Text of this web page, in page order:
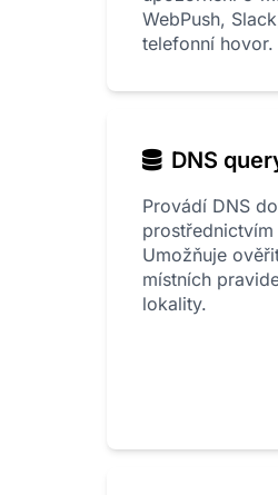
WebPush,
telefonní hovor.
DNS
Provádí DNS
prostřednictvím
Umožňuje
místních
lokality.